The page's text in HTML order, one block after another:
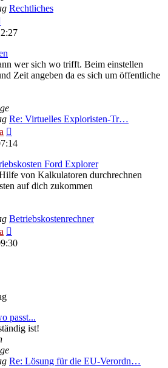
Rechtliches
Beitrag
wer sich wo trifft. Beim einstellen
Zeit angeben da es sich um öffentliche
Re: Virtuelles Exploristen-Tr…
Beitrag
Ford Explorer
von Kalkulatoren durchrechnen
auf dich zukommen
Betriebskostenrechner
Beitrag
passt...
ist!
Re: Lösung für die EU‑Verordn…